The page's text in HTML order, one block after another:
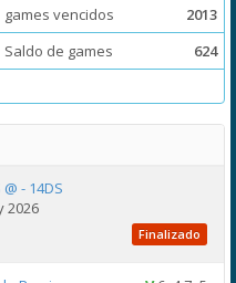
games vencidos
2013
Saldo de games
624
- 14DS
2026
Finalizado